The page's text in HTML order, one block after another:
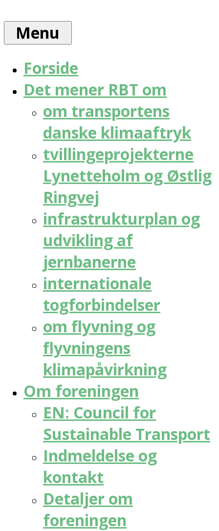
content
for
bæredygtig
trafik
Menu
Forside
Det mener RBT om
om transportens
danske klimaaftryk
tvillingeprojekterne
Lynetteholm og Østlig
Ringvej
infrastrukturplan og
udvikling af
jernbanerne
internationale
togforbindelser
om flyvning og
flyvningens
klimapåvirkning
Om foreningen
EN: Council for
Sustainable Transport
Indmeldelse og
kontakt
Detaljer om
foreningen